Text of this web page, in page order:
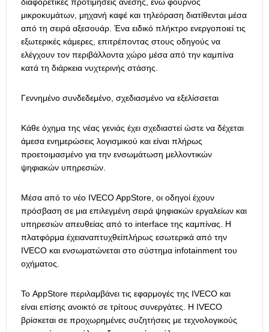
μικροκυμάτων, μηχανή καφέ και τηλεόραση διατίθενται μέσα
από τη σειρά αξεσουάρ. Ένα ειδικό πλήκτρο ενεργοποιεί τις
εξωτερικές κάμερες, επιτρέποντας στους οδηγούς να
ελέγχουν τον περιβάλλοντα χώρο μέσα από την καμπίνα
κατά τη διάρκεια νυχτερινής στάσης.
Γεννημένο συνδεδεμένο, σχεδιασμένο να εξελίσσεται
Κάθε όχημα της νέας γενιάς έχει σχεδιαστεί ώστε να δέχεται
άμεσα ενημερώσεις λογισμικού και είναι πλήρως
προετοιμασμένο για την ενσωμάτωση μελλοντικών
ψηφιακών υπηρεσιών.
Μέσα από το νέο IVECO AppStore, οι οδηγοί έχουν
πρόσβαση σε μια επιλεγμένη σειρά ψηφιακών εργαλείων και
υπηρεσιών απευθείας από το interface της καμπίνας. Η
πλατφόρμα έχειαναπτυχθείπλήρως εσωτερικά από την
IVECO και ενσωματώνεται στο σύστημα infotainment του
οχήματος.
Το AppStore περιλαμβάνει τις εφαρμογές της IVECO και
είναι επίσης ανοικτό σε τρίτους συνεργάτες. Η IVECO
βρίσκεται σε προχωρημένες συζητήσεις με τεχνολογικούς